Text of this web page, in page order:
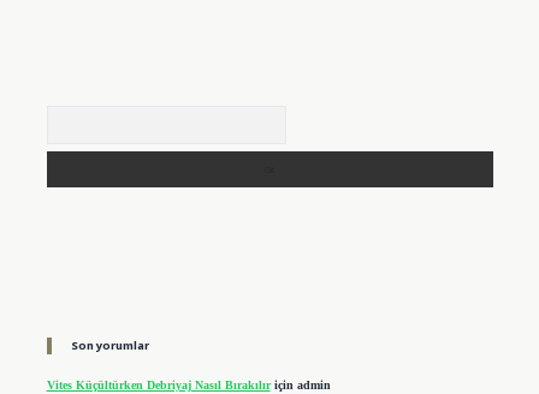
Son yorumlar
Vites Küçültürken Debriyaj Nasıl Bırakılıriçin admin